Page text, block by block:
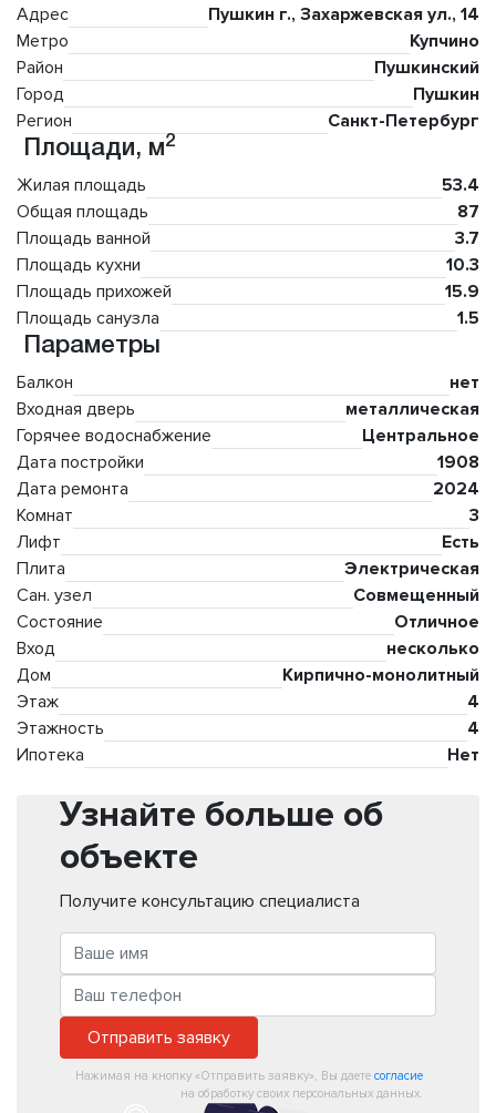
Адрес
Пушкин г., Захаржевская ул., 14
Метро
Купчино
Район
Пушкинский
Город
Пушкин
Регион
Санкт-Петербург
Площади, м2
Жилая площадь
53.4
Общая площадь
87
Площадь ванной
3.7
Площадь кухни
10.3
Площадь прихожей
15.9
Площадь санузла
1.5
Параметры
Балкон
нет
Входная дверь
металлическая
Горячее водоснабжение
Центральное
Дата постройки
1908
Дата ремонта
2024
Комнат
3
Лифт
Есть
Плита
Электрическая
Сан. узел
Совмещенный
Состояние
Отличное
Вход
несколько
Дом
Кирпично-монолитный
Этаж
4
Этажность
4
Ипотека
Нет
Узнайте больше об
объекте
Получите консультацию специалиста
Отправить заявку
Нажимая на кнопку «Отправить заявку», Вы даете согласие
на обработку своих персональных данных.